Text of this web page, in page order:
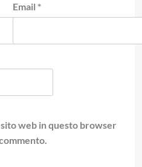
Email *
web in questo browser